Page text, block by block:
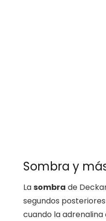
Sombra y
Lasombra de
segundos
cuando la